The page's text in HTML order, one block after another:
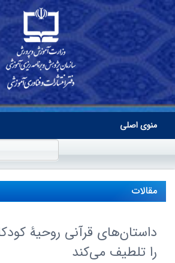
منوی اصلی
مقالات
داستان‌های قرآنی روحیۀ
را تلطیف می‌کند